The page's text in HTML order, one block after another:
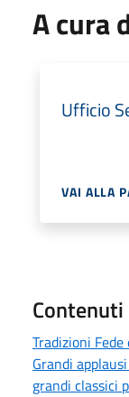
A cura
Ufficio
VAI ALLA
Tradizioni
Grandi
grandi classici